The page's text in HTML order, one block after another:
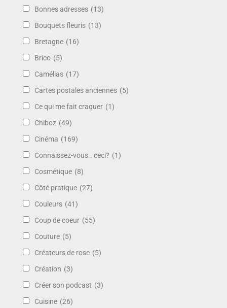
Bonnes adresses (13)
Bouquets fleuris (13)
Bretagne (16)
Brico (5)
Camélias (17)
Cartes postales anciennes (5)
Ce qui me fait craquer (1)
Chiboz (49)
Cinéma (169)
Connaissez-vous.. ceci? (1)
Cosmétique (8)
Côté pratique (27)
Couleurs (41)
Coup de coeur (55)
Couture (5)
Créateurs de rose (5)
Création (3)
Créer son podcast (3)
Cuisine (26)